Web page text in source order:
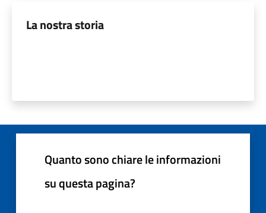
La nostra storia
Quanto sono chiare le informazioni
su questa pagina?